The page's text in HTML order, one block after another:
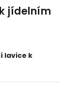
jídelním
lavice k
nich sedět!